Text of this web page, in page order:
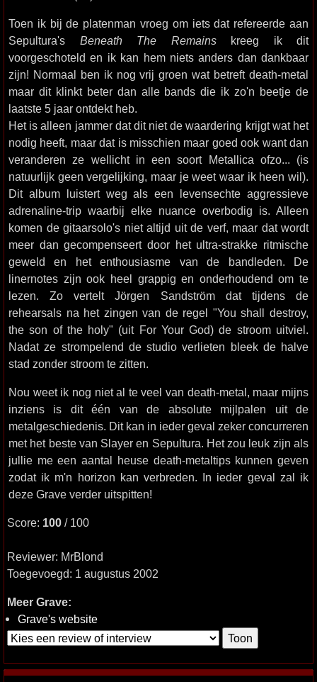
Toen ik bij de platenman vroeg om iets dat refereerde aan
Sepultura's Beneath The Remainskreeg ik dit
voorgeschoteld en ik kan hem niets anders dan dankbaar
zijn! Normaal ben ik nog vrij groen wat betreft death-metal
maar dit klinkt beter dan alle bands die ik zo'n beetje de
laatste 5 jaar ontdekt heb.
Het is alleen jammer dat dit niet de waardering krijgt wat het
nodig heeft, maar dat is misschien maar goed ook want dan
veranderen ze wellicht in een soort Metallica ofzo... (is
natuurlijk geen vergelijking, maar je weet waar ik heen wil).
Dit album luistert weg als een levensechte aggressieve
adrenaline-trip waarbij elke nuance overbodig is. Alleen
komen de gitaarsolo's niet altijd uit de verf, maar dat wordt
meer dan gecompenseert door het ultra-strakke ritmische
geweld en het enthousiasme van de bandleden. De
linernotes zijn ook heel grappig en onderhoudend om te
lezen. Zo vertelt Jörgen Sandström dat tijdens de
rehearsals na het zingen van de regel "You shall destroy,
the son of the holy" (uit For Your God) de stroom uitviel.
Nadat ze strompelend de studio verlieten bleek de halve
stad zonder stroom te zitten.
Nou weet ik nog niet al te veel van death-metal, maar mijns
inziens is dit één van de absolute mijlpalen uit de
metalgeschiedenis. Dit kan in ieder geval zeker concurreren
met het beste van Slayer en Sepultura. Het zou leuk zijn als
jullie me een aantal heuse death-metaltips kunnen geven
zodat ik m'n horizon kan verbreden. In ieder geval zal ik
deze Grave verder uitspitten!
Score: 100 / 100
Reviewer: MrBlond
Toegevoegd: 1 augustus 2002
Meer Grave:
Grave's website